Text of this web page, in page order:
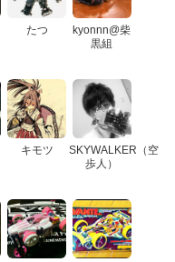
たつ
kyonnn@柴
黒組
キモツ
SKYWALKER（空
歩人）